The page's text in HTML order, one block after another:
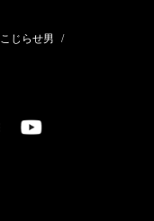
こじらせ男 /